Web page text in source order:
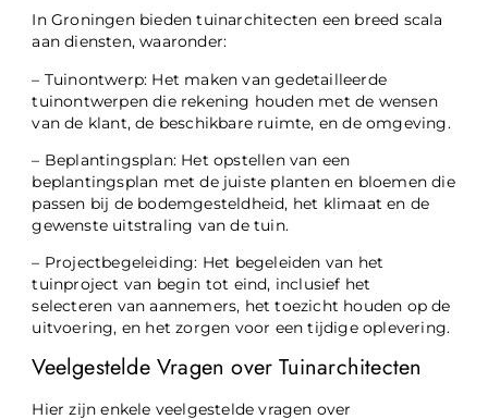
In Groningen bieden tuinarchitecten een breed scala
aan diensten, waaronder:
– Tuinontwerp: Het maken van gedetailleerde
tuinontwerpen die rekening houden met de wensen
van de klant, de beschikbare ruimte, en de omgeving.
– Beplantingsplan: Het opstellen van een
beplantingsplan met de juiste planten en bloemen die
passen bij de bodemgesteldheid, het klimaat en de
gewenste uitstraling van de tuin.
– Projectbegeleiding: Het begeleiden van het
tuinproject van begin tot eind, inclusief het
selecteren van aannemers, het toezicht houden op de
uitvoering, en het zorgen voor een tijdige oplevering.
Veelgestelde Vragen over Tuinarchitecten
Hier zijn enkele veelgestelde vragen over